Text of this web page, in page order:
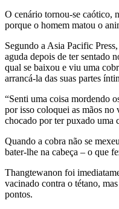
O cenário tornou-se caótico,
porque o homem matou o
Segundo a Asia Pacific
aguda depois de ter sentado
qual se baixou e viu uma
arrancá-la das suas partes
“Senti uma coisa mordendo
por isso coloquei as mãos no
chocado por ter puxado uma
Quando a cobra não se
bater-lhe na cabeça – o que
Thangtewanon foi
vacinado contra o tétano,
pontos.